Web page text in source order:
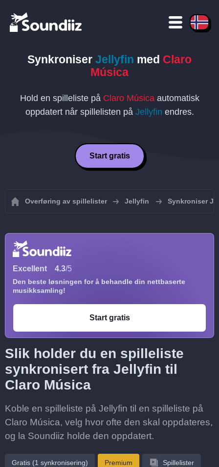
Synkroniser Jellyfin med Claro
Música
Hold en spilleliste på Claro Músicaautomatisk
oppdatert når spillelisten på Jellyfin endres.
Start gratis
Overføring av spillelister Jellyfin Synkroniser
Excellent 4.3/5
Den beste løsningen for å behandle din nettbaserte
musikksamling!
Start gratis
Slik holder du en spilleliste
synkronisert fra Jellyfin til
Claro Música
Koble en spilleliste på Jellyfin til en spilleliste på
Claro Música, velg hvor ofte den skal oppdateres,
og la Soundiiz holde den oppdatert.
Gratis (1 synkronisering) Premium Spillelister